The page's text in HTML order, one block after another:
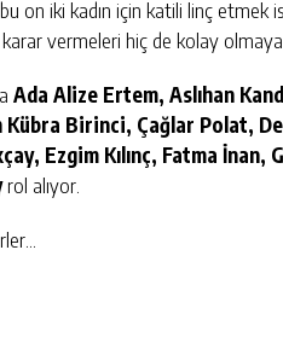
on iki kadın için katili linç etmek
vermeleri hiç de kolay
Ada Alize Ertem, Aslıhan
Kübra Birinci, Çağlar Polat,
Ezgim Kılınç, Fatma
rol alıyor.